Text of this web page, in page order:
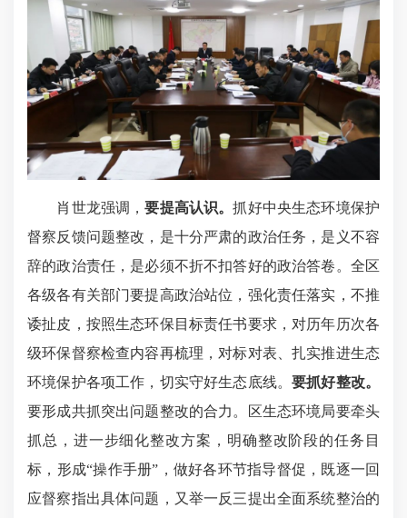
肖世龙强调，要提高认识。抓好中央生态环境保护
督察反馈问题整改，是十分严肃的政治任务，是义不容
辞的政治责任，是必须不折不扣答好的政治答卷。全区
各级各有关部门要提高政治站位，强化责任落实，不推
诿扯皮，按照生态环保目标责任书要求，对历年历次各
级环保督察检查内容再梳理，对标对表、扎实推进生态
环境保护各项工作，切实守好生态底线。要抓好整改。
要形成共抓突出问题整改的合力。区生态环境局要牵头
抓总，进一步细化整改方案，明确整改阶段的任务目
标，形成“操作手册”，做好各环节指导督促，既逐一回
应督察指出具体问题，又举一反三提出全面系统整治的